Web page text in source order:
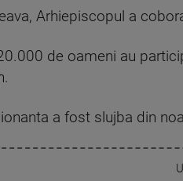
Arhiepiscopul a
de oameni au
a fost slujba din